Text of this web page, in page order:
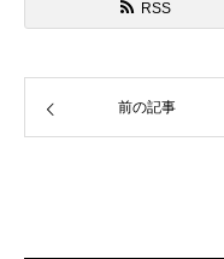
RSS
前の記事